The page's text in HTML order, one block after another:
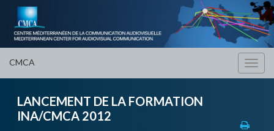
CMCA
LANCEMENT DE LA FORMATION
INA/CMCA 2012